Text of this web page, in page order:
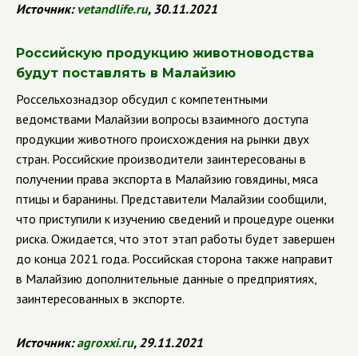
Источник:vetandlife.ru, 30.11.2021
Российскую продукцию животноводства
будут поставлять в Малайзию
Россельхознадзор обсудил с компетентными
ведомствами Малайзии вопросы взаимного доступа
продукции животного происхождения на рынки двух
стран. Российские производители заинтересованы в
получении права экспорта в Малайзию говядины, мяса
птицы и баранины. Представители Малайзии сообщили,
что приступили к изучению сведений и процедуре оценки
риска. Ожидается, что этот этап работы будет завершен
до конца 2021 года. Российская сторона также направит
в Малайзию дополнительные данные о предприятиях,
заинтересованных в экспорте.
Источник:agroxxi.ru, 29.11.2021